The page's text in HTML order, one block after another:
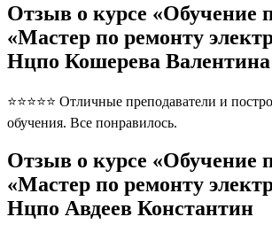
Отзыв о курсе «Обучение
«Мастер по ремонту
Нцпо Кошерева Валентина
⭐⭐⭐⭐⭐ Отличные преподаватели и
обучения. Все понравилось.
Отзыв о курсе «Обучение
«Мастер по ремонту
Нцпо Авдеев Константин